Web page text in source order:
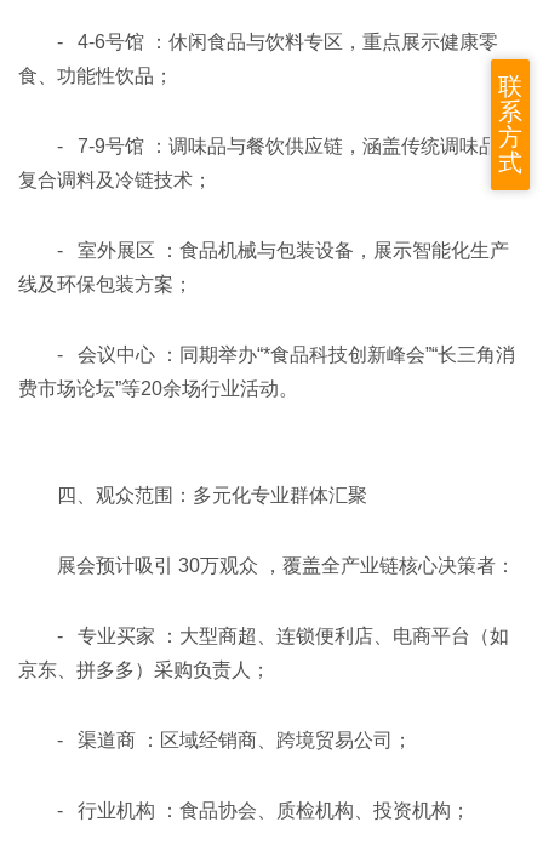
- 4-6号馆 ：休闲食品与饮料专区，重点展示健康零
食、功能性饮品；
- 7-9号馆 ：调味品与餐饮供应链，涵盖传统调味品、
复合调料及冷链技术；
- 室外展区 ：食品机械与包装设备，展示智能化生产
线及环保包装方案；
- 会议中心 ：同期举办“*食品科技创新峰会”“长三角消
费市场论坛”等20余场行业活动。
四、观众范围：多元化专业群体汇聚
展会预计吸引 30万观众 ，覆盖全产业链核心决策者：
- 专业买家 ：大型商超、连锁便利店、电商平台（如
京东、拼多多）采购负责人；
- 渠道商 ：区域经销商、跨境贸易公司；
- 行业机构 ：食品协会、质检机构、投资机构；
联
系
方
式